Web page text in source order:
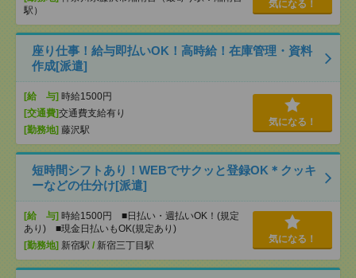
駅）
気になる！
座り仕事！給与即払いOK！高時給！在庫管理・資料
作成[派遣]
[給 与] 時給1500円
[交通費]交通費支給有り
[勤務地] 藤沢駅
気になる！
短時間シフトあり！WEBでサクッと登録OK＊クッキ
ーなどの仕分け[派遣]
[給 与] 時給1500円 ■日払い・週払いOK！(規定
あり) ■現金日払いもOK(規定あり)
[勤務地] 新宿駅 / 新宿三丁目駅
気になる！